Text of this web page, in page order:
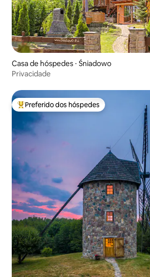
Casa de hóspedes ⋅ Śniadowo
Privacidade
Entre os melhores preferidos dos hóspedes
Preferido dos hóspedes